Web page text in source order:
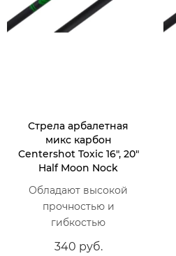
Стрела арбалетная
микс карбон
Centershot Toxic 16", 20"
Half Moon Nock
Обладают высокой
прочностью и
гибкостью
340 руб.